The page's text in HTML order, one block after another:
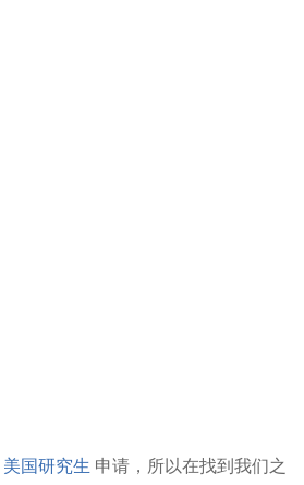
美国研究生 申请，所以在找到我们之